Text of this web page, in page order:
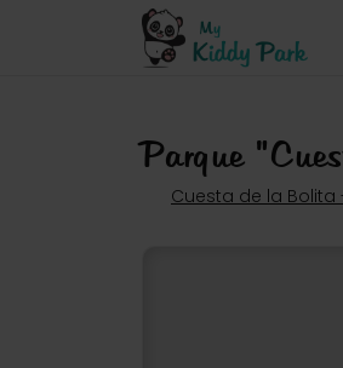
Parque
Cuesta de la Bolita